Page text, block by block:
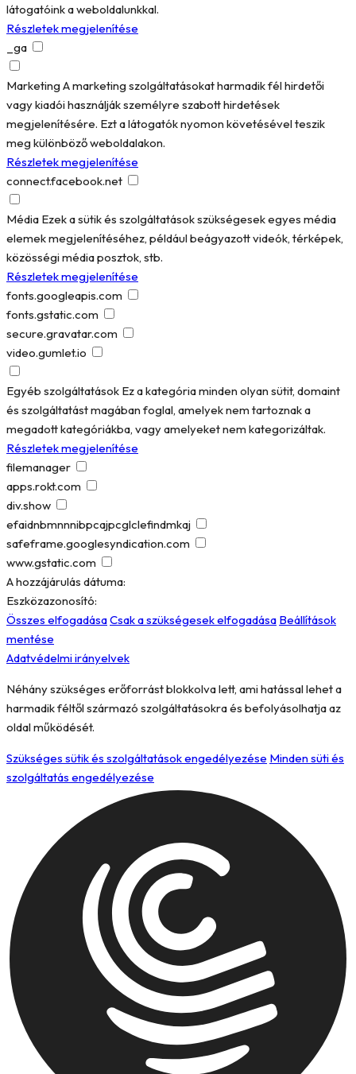
látogatóink a weboldalunkkal.
Részletek megjelenítése
_ga
Marketing A marketing szolgáltatásokat harmadik fél hirdetői
vagy kiadói használják személyre szabott hirdetések
megjelenítésére. Ezt a látogatók nyomon követésével teszik
meg különböző weboldalakon.
Részletek megjelenítése
connect.facebook.net
Média Ezek a sütik és szolgáltatások szükségesek egyes média
elemek megjelenítéséhez, például beágyazott videók, térképek,
közösségi média posztok, stb.
Részletek megjelenítése
fonts.googleapis.com
fonts.gstatic.com
secure.gravatar.com
video.gumlet.io
Egyéb szolgáltatások Ez a kategória minden olyan sütit, domaint
és szolgáltatást magában foglal, amelyek nem tartoznak a
megadott kategóriákba, vagy amelyeket nem kategorizáltak.
Részletek megjelenítése
filemanager
apps.rokt.com
div.show
efaidnbmnnnibpcajpcglclefindmkaj
safeframe.googlesyndication.com
www.gstatic.com
A hozzájárulás dátuma:
Eszközazonosító:
Összes elfogadásaCsak a szükségesek elfogadása Beállítások
mentése
Adatvédelmi irányelvek
Néhány szükséges erőforrást blokkolva lett, ami hatással lehet a
harmadik féltől származó szolgáltatásokra és befolyásolhatja az
oldal működését.
Szükséges sütik és szolgáltatások engedélyezése Minden süti és
szolgáltatás engedélyezése